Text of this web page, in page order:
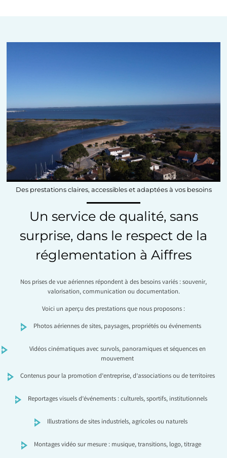
Des prestations claires, accessibles et adaptées à vos besoins
Un service de qualité, sans
surprise, dans le respect de la
réglementation à Aiffres
Nos prises de vue aériennes répondent à des besoins variés : souvenir,
valorisation, communication ou documentation.
Voici un aperçu des prestations que nous proposons :
Photos aériennes de sites, paysages, propriétés ou événements
Vidéos cinématiques avec survols, panoramiques et séquences en
mouvement
Contenus pour la promotion d’entreprise, d’associations ou de territoires
Reportages visuels d’événements : culturels, sportifs, institutionnels
Illustrations de sites industriels, agricoles ou naturels
Montages vidéo sur mesure : musique, transitions, logo, titrage